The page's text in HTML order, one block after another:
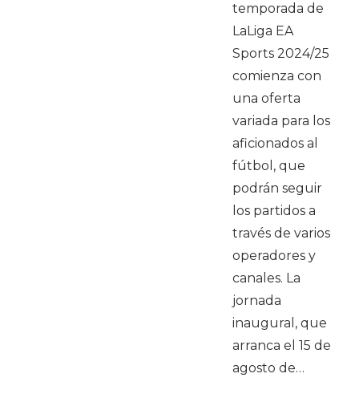
temporada de
LaLiga EA
Sports 2024/25
comienza con
una oferta
variada para los
aficionados al
fútbol, que
podrán seguir
los partidos a
través de varios
operadores y
canales. La
jornada
inaugural, que
arranca el 15 de
agosto de…